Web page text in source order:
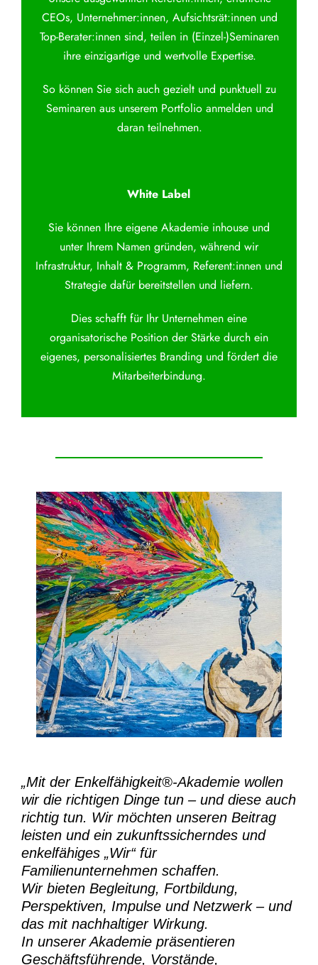
CEOs, Unternehmer:innen, Aufsichtsrät:innen und
Top-Berater:innen sind, teilen in (Einzel-)Seminaren
ihre einzigartige und wertvolle Expertise.
So können Sie sich auch gezielt und punktuell zu
Seminaren aus unserem Portfolio anmelden und
daran teilnehmen.
White Label
Sie können Ihre eigene Akademie inhouse und
unter Ihrem Namen gründen, während wir
Infrastruktur, Inhalt & Programm, Referent:innen und
Strategie dafür bereitstellen und liefern.
Dies schafft für Ihr Unternehmen eine
organisatorische Position der Stärke durch ein
eigenes, personalisiertes Branding und fördert die
Mitarbeiterbindung.
„Mit der Enkelfähigkeit®-Akademiewollen
wir die richtigen Dinge tun – und diese auch
richtig tun. Wir möchten unseren Beitrag
leisten und ein zukunftssicherndes und
enkelfähiges „Wir“ für
Familienunternehmen schaffen.
Wir bieten Begleitung, Fortbildung,
Perspektiven, Impulse und Netzwerk – und
das mit nachhaltiger Wirkung.
In unserer Akademie präsentieren
Geschäftsführende, Vorstände,